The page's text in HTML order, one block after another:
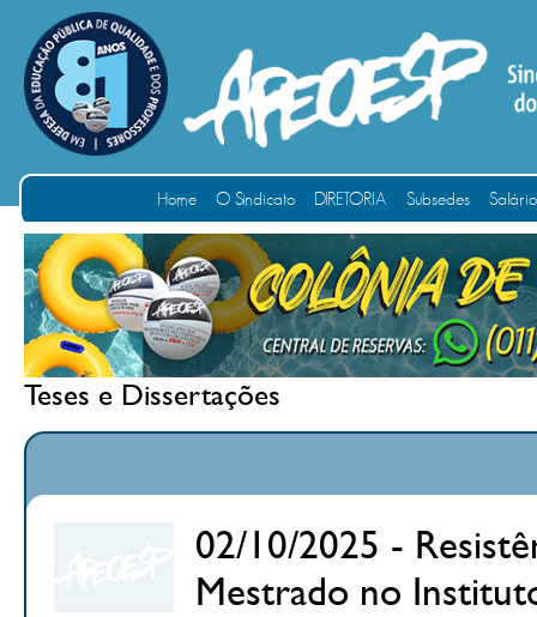
Home O Sindicato DIRETORIA Subsedes
Teses e Dissertações
02/10/2025 -
Mestrado no